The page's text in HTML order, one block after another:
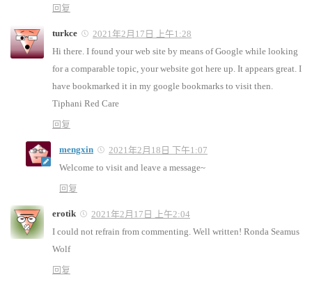
回复
turkce
2021年2月17日 上午1:28
Hi there. I found your web site by means of Google while looking
for a comparable topic, your website got here up. It appears great. I
have bookmarked it in my google bookmarks to visit then.
Tiphani Red Care
回复
mengxin
2021年2月18日 下午1:07
Welcome to visit and leave a message~
回复
erotik
2021年2月17日 上午2:04
I could not refrain from commenting. Well written! Ronda Seamus
Wolf
回复